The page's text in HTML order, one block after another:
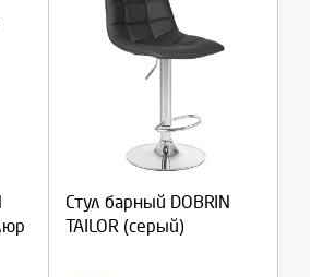
Стул барный DOBRIN
TAILOR (серый)
Продолжить